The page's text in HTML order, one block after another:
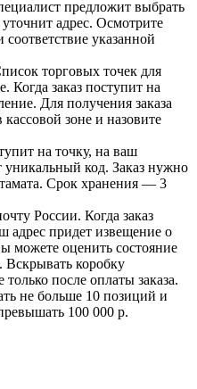
предложит выбрать
адрес. Осмотрите
соответствие указанной
торговых точек для
Когда заказ поступит на
Для получения заказа
кассовой зоне и назовите
на точку, на ваш
уникальный код. Заказ нужно
Срок хранения — 3
России. Когда заказ
адрес придет извещение о
можете оценить состояние
Вскрывать коробку
после оплаты заказа.
не больше 10 позиций и
100 000 р.